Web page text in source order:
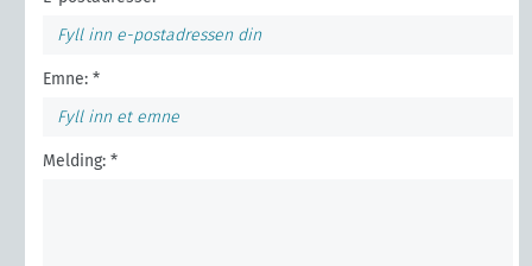
Emne: *
Melding: *